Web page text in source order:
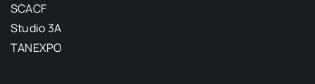
SCACF
Studio 3A
TANEXPO